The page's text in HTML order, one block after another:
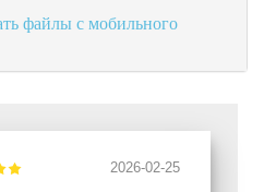
файлы с мобильного
2026-02-25